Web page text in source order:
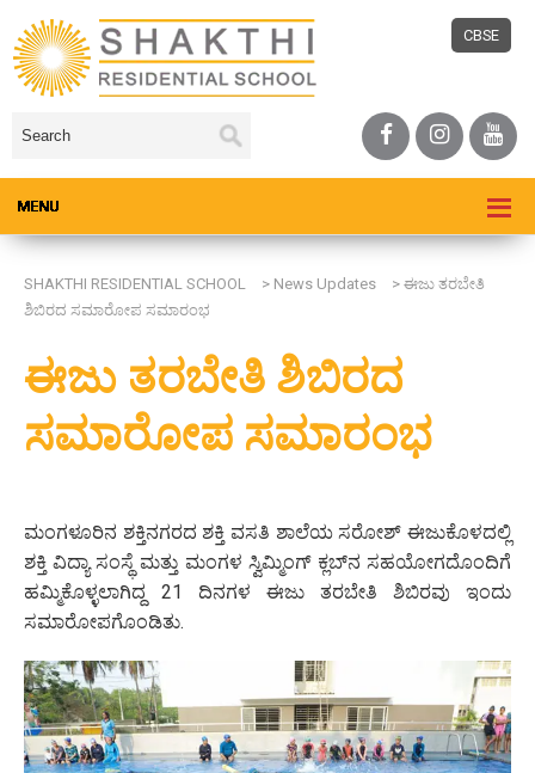
CBSE
SHAKTHI RESIDENTIAL SCHOOL > News Updates > ಈಜು ತರಬೇತಿ
ಶಿಬಿರದ ಸಮಾರೋಪ ಸಮಾರಂಭ
ಈಜು ತರಬೇತಿ ಶಿಬಿರದ
ಸಮಾರೋಪ ಸಮಾರಂಭ
ಮಂಗಳೂರಿನ ಶಕ್ತಿನಗರದ ಶಕ್ತಿ ವಸತಿ ಶಾಲೆಯ ಸರೋಶ್ ಈಜುಕೊಳದಲ್ಲಿ
ಶಕ್ತಿ ವಿದ್ಯಾ ಸಂಸ್ಥೆ ಮತ್ತು ಮಂಗಳ ಸ್ವಿಮ್ಮಿಂಗ್ ಕ್ಲಬ್‌ನ ಸಹಯೋಗದೊಂದಿಗೆ
ಹಮ್ಮಿಕೊಳ್ಳಲಾಗಿದ್ದ 21 ದಿನಗಳ ಈಜು ತರಬೇತಿ ಶಿಬಿರವು ಇಂದು
ಸಮಾರೋಪಗೊಂಡಿತು.